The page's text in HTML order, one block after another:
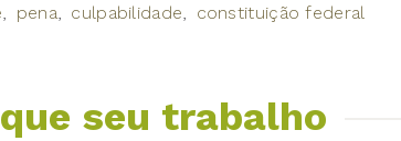
pena culpabilidade constituição federal
seu trabalho